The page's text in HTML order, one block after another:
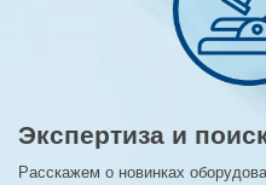
Экспертиза и
Расскажем о новинках